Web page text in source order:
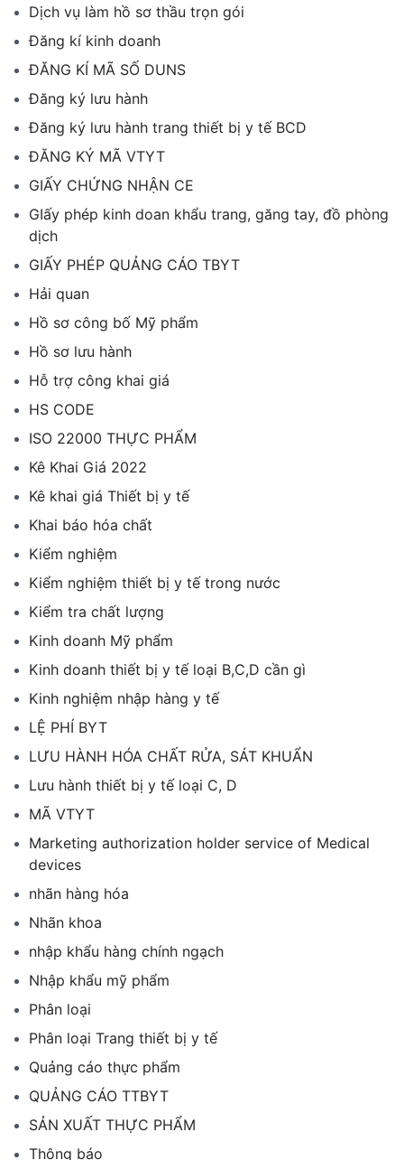
Dịch vụ làm hồ sơ thầu trọn gói
Đăng kí kinh doanh
ĐĂNG KÍ MÃ SỐ DUNS
Đăng ký lưu hành
Đăng ký lưu hành trang thiết bị y tế BCD
ĐĂNG KÝ MÃ VTYT
GIẤY CHỨNG NHẬN CE
GIấy phép kinh doan khẩu trang, găng tay, đồ phòng
dịch
GIẤY PHÉP QUẢNG CÁO TBYT
Hải quan
Hồ sơ công bố Mỹ phẩm
Hồ sơ lưu hành
Hỗ trợ công khai giá
HS CODE
ISO 22000 THỰC PHẨM
Kê Khai Giá 2022
Kê khai giá Thiết bị y tế
Khai báo hóa chất
Kiểm nghiệm
Kiểm nghiệm thiết bị y tế trong nước
Kiểm tra chất lượng
Kinh doanh Mỹ phẩm
Kinh doanh thiết bị y tế loại B,C,D cần gì
Kinh nghiệm nhập hàng y tế
LỆ PHÍ BYT
LƯU HÀNH HÓA CHẤT RỬA, SÁT KHUẨN
Lưu hành thiết bị y tế loại C, D
MÃ VTYT
Marketing authorization holder service of Medical
devices
nhãn hàng hóa
Nhãn khoa
nhập khẩu hàng chính ngạch
Nhập khẩu mỹ phẩm
Phân loại
Phân loại Trang thiết bị y tế
Quảng cáo thực phẩm
QUẢNG CÁO TTBYT
SẢN XUẤT THỰC PHẨM
Thông báo